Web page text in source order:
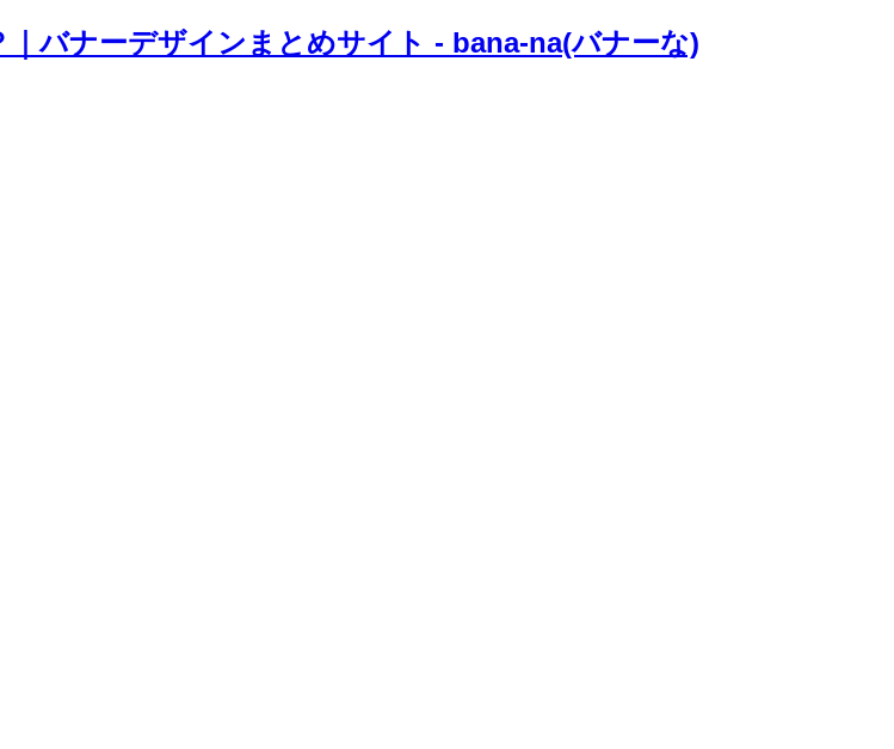
バナーデザインまとめサイト - bana-na(バナーな)